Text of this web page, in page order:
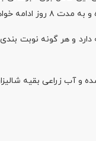
دارد و هر گونه نوبت
سفیدرود، آبرسانی شده و آب زراعی